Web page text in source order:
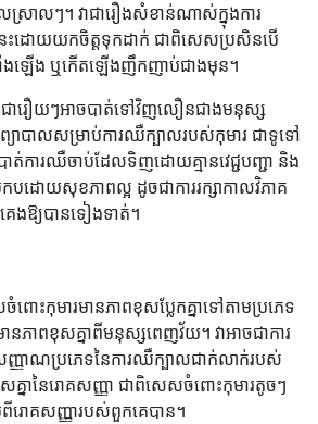
ស្រាលៗ។ វាជារឿងសំខាន់ណាស់ក្នុងការ
េះដោយយកចិត្តទុកដាក់ ជាពិសេសប្រសិនបើ
ាំងឡើង ឬកើតឡើងញឹកញាប់ជាងមុន។
ជារឿយៗអាចបាត់ទៅវិញលឿនជាងមនុស្ស
យាបាលសម្រាប់ការឈឺក្បាលរបស់កុមារ ជាទូទៅ
បាត់ការឈឺចាប់ដែលទិញដោយគ្មានវេជ្ជបញ្ជា និង
កបដោយសុខភាពល្អ ដូចជាការរក្សាកាលវិភាគ
េងឱ្យបានទៀងទាត់។
ោះកុមារមានភាពខុសប្លែកគ្នាទៅតាមប្រភេទ
ភាពខុសគ្នាពីមនុស្សពេញវ័យ។ វាអាចជាការ
ញ្ញាណប្រភេទនៃការឈឺក្បាលជាក់លាក់របស់
គ្នានៃរោគសញ្ញា ជាពិសេសចំពោះកុមារតូចៗ
រោគសញ្ញារបស់ពួកគេបាន។